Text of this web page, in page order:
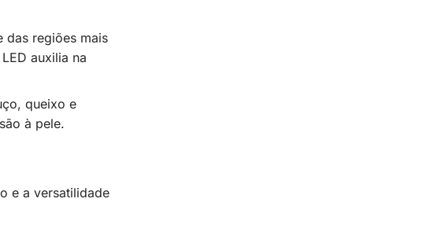
das regiões mais
auxilia na
queixo e
à pele.
e a versatilidade